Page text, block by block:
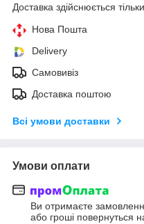
Доставка здійснюється
Нова Пошта
Delivery
Самовивіз
Доставка поштою
Всі умови доставки
Умови оплати
Ви отримаєте
або гроші повернуться